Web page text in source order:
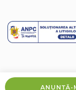
ANUNȚĂ-